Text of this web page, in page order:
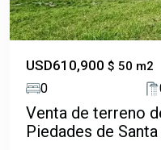
USD610,900 $ 50 m2
0
Venta de terreno
Piedades de Santa